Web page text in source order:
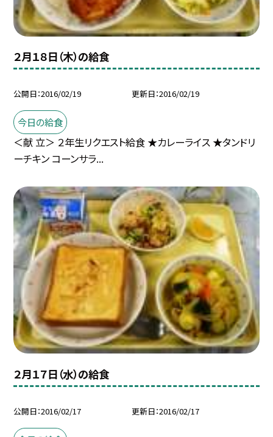
２月１８日（木）の給食
公開日 2016/02/19 更新日 2016/02/19
今日の給食
＜献 立＞ ２年生リクエスト給食 ★カレーライス ★タンドリ
ーチキン コーンサラ...
２月１７日（水）の給食
公開日 2016/02/17 更新日 2016/02/17